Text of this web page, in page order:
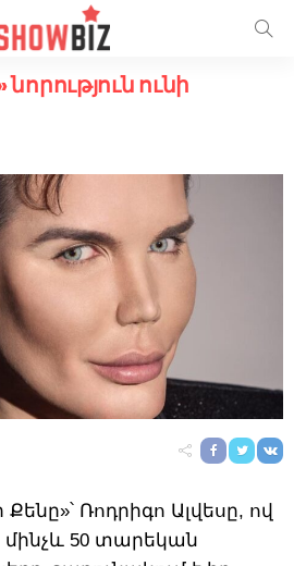
ունի
Ռոդրիգո Ալվեսը, ով
մինչև 50 տարեկան